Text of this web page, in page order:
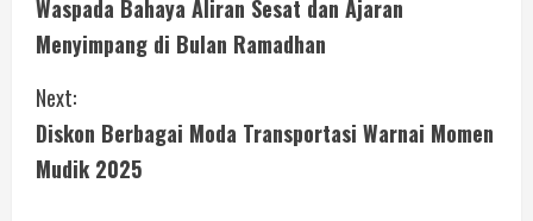
o
n
t
i
Waspada Bahaya Aliran Sesat dan Ajaran
Menyimpang di Bulan Ramadhan
Next:
Diskon Berbagai Moda Transportasi Warnai Momen
Mudik 2025